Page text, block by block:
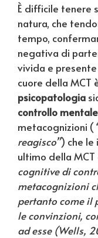
È difficile tenere
natura, che
tempo,
negativa di
vivida e
cuore della MCT
psicopatologia
controllo
metacognizioni (
reagisco”) che le
ultimo della
cognitive di
metacognizioni
pertanto come il
le convinzioni,
ad esse (Wells,